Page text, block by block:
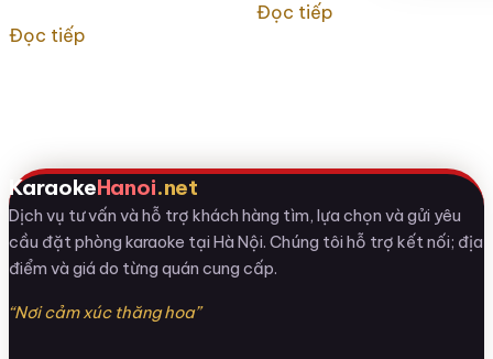
Đọc tiếp
Đọc tiếp
KaraokeHanoi.net
Dịch vụ tư vấn và hỗ trợ khách hàng tìm, lựa chọn và gửi yêu
cầu đặt phòng karaoke tại Hà Nội. Chúng tôi hỗ trợ kết nối; địa
điểm và giá do từng quán cung cấp.
“Nơi cảm xúc thăng hoa”